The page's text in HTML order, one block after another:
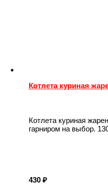
Котлета куриная
Котлета куриная
гарниром на выбор.
430